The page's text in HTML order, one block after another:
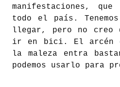
manifestaciones,
todo el país.
llegar, pero no creo
ir en bici. El arcén
la maleza entra
podemos usarlo para